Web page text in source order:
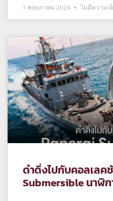
7 พฤษภาคม 2024 ไม่มีความเ
ดำดิ่งไปกับคอลเลค
Submersible นาฬิ